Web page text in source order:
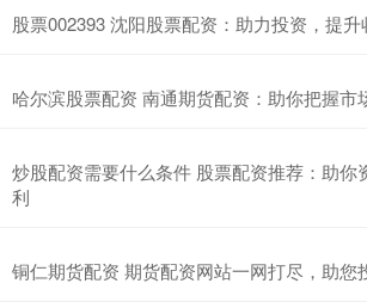
股票002393 沈阳股票配资：助力投资，提升
哈尔滨股票配资 南通期货配资：助你把握市
炒股配资需要什么条件 股票配资推荐：助你
利
铜仁期货配资 期货配资网站一网打尽，助您